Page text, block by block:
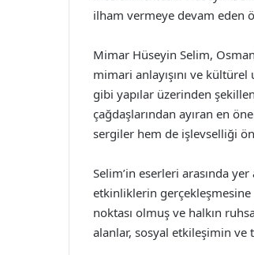
ilham vermeye devam eden
Mimar Hüseyin Selim,
mimari anlayışını ve kültürel
gibi yapılar üzerinden
çağdaşlarından ayıran en
sergiler hem de işlevselliği
Selim’in eserleri arasında
etkinliklerin gerçekleşmesine
noktası olmuş ve halkın
alanlar, sosyal etkileşimin ve